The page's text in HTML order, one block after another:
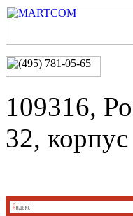
109316,
32, корпус